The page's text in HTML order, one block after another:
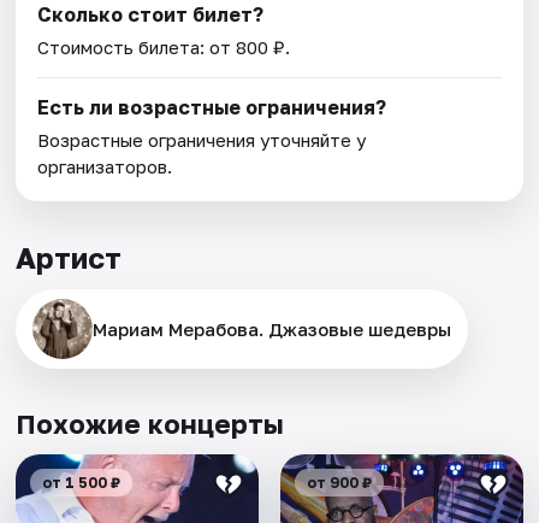
Сколько стоит билет?
Стоимость билета: от 800 ₽.
Есть ли возрастные ограничения?
Возрастные ограничения уточняйте у
организаторов.
Артист
Мариам Мерабова. Джазовые шедевры
Похожие концерты
от 1 500 ₽ от 900 ₽